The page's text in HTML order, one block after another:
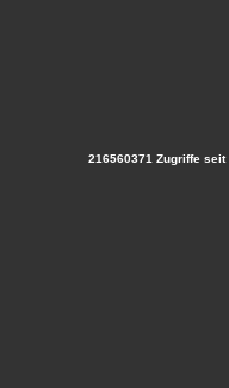
216560371 Zugriffe